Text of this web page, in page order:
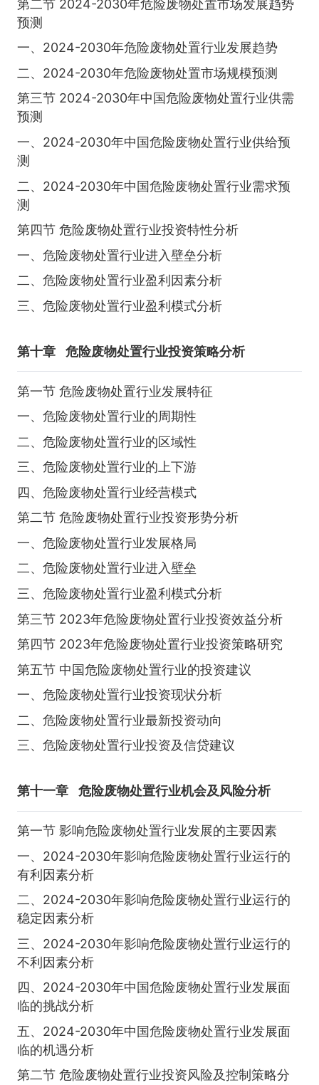
第二节 2024-2030年危险废物处置市场发展趋势
预测
一、2024-2030年危险废物处置行业发展趋势
二、2024-2030年危险废物处置市场规模预测
第三节 2024-2030年中国危险废物处置行业供需
预测
一、2024-2030年中国危险废物处置行业供给预
测
二、2024-2030年中国危险废物处置行业需求预
测
第四节 危险废物处置行业投资特性分析
一、危险废物处置行业进入壁垒分析
二、危险废物处置行业盈利因素分析
三、危险废物处置行业盈利模式分析
第十章 危险废物处置行业投资策略分析
第一节 危险废物处置行业发展特征
一、危险废物处置行业的周期性
二、危险废物处置行业的区域性
三、危险废物处置行业的上下游
四、危险废物处置行业经营模式
第二节 危险废物处置行业投资形势分析
一、危险废物处置行业发展格局
二、危险废物处置行业进入壁垒
三、危险废物处置行业盈利模式分析
第三节 2023年危险废物处置行业投资效益分析
第四节 2023年危险废物处置行业投资策略研究
第五节 中国危险废物处置行业的投资建议
一、危险废物处置行业投资现状分析
二、危险废物处置行业最新投资动向
三、危险废物处置行业投资及信贷建议
第十一章 危险废物处置行业机会及风险分析
第一节 影响危险废物处置行业发展的主要因素
一、2024-2030年影响危险废物处置行业运行的
有利因素分析
二、2024-2030年影响危险废物处置行业运行的
稳定因素分析
三、2024-2030年影响危险废物处置行业运行的
不利因素分析
四、2024-2030年中国危险废物处置行业发展面
临的挑战分析
五、2024-2030年中国危险废物处置行业发展面
临的机遇分析
第二节 危险废物处置行业投资风险及控制策略分